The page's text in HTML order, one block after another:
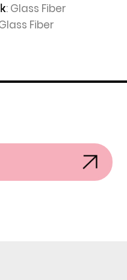
: Glass Fiber
Fiber